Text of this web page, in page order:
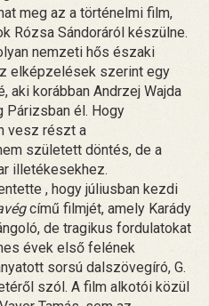
meg az a történelmi film,
Rózsa Sándoráról készülne.
nemzeti hős északi
elképzelések szerint egy
aki korábban Andrzej Wajda
él. Hogy
vesz részt a
született döntés, de a
illetékesekhez.
, hogy júliusban kezdi
című filmjét, amely Karády
de tragikus fordulatokat
évek első felének
sorsú dalszövegíró, G.
szól. A film alkotói közül